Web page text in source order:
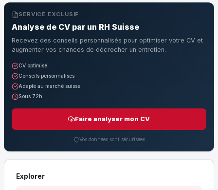
SERVICE EXCLUSIF
Analyse de CV par un RH Suisse
Recevez des conseils personnalisés pour optimiser votre CV et
augmenter vos chances de décrocher un entretien.
CV optimisé
Conseils personnalisés
Adapté au marché suisse
Sous 72h
Faire analyser mon CV
Vos données sont sécurisées
Explorer